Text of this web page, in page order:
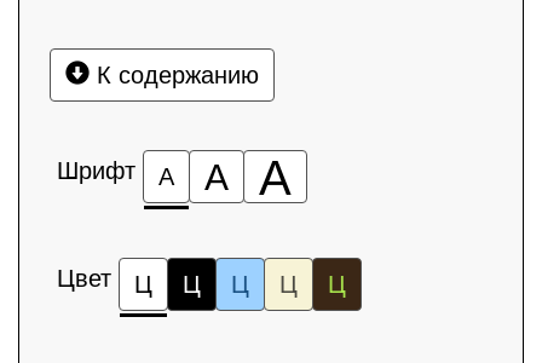
К содержанию
Шрифт А А А
Цвет Ц Ц Ц Ц Ц